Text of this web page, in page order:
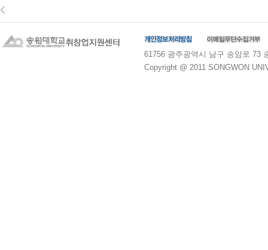
61756 광주광역시 남구 송암로 73
Copyright @ 2011 SONGWON